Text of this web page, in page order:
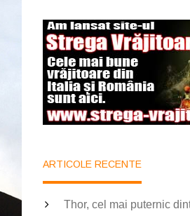
ARTICOLE RECENTE
Thor, cel mai puternic